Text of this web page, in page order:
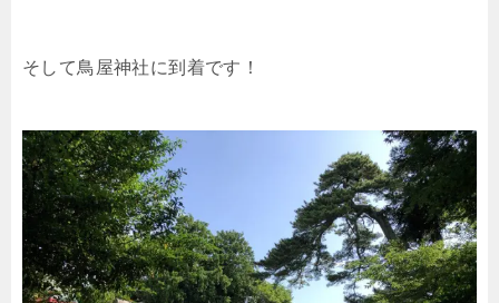
そして鳥屋神社に到着です！